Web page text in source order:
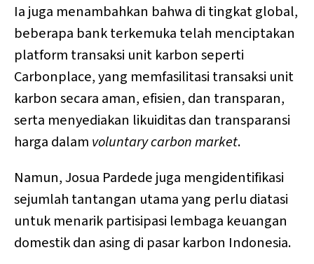
Ia juga menambahkan bahwa di tingkat global,
beberapa bank terkemuka telah menciptakan
platform transaksi unit karbon seperti
Carbonplace, yang memfasilitasi transaksi unit
karbon secara aman, efisien, dan transparan,
serta menyediakan likuiditas dan transparansi
harga dalam voluntary carbon market.
Namun, Josua Pardede juga mengidentifikasi
sejumlah tantangan utama yang perlu diatasi
untuk menarik partisipasi lembaga keuangan
domestik dan asing di pasar karbon Indonesia.